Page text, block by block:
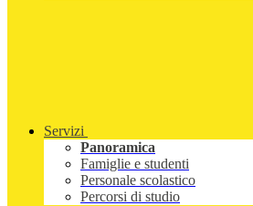
Servizi
Panoramica
Famiglie e studenti
Personale scolastico
Percorsi di studio